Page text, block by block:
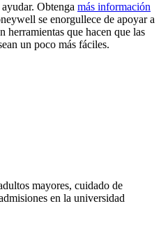
Obtenga más información
se enorgullece de apoyar a
herramientas que hacen que las
un poco más fáciles.
mayores, cuidado de
en la universidad